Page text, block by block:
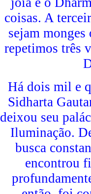
coisas. A
sejam
repetimos três
Há dois mil e
Sidharta
deixou seu
Iluminação.
busca
encontrou